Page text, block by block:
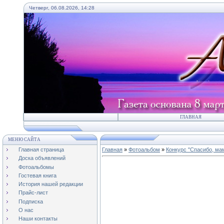
Четверг, 06.08.2026, 14:28
ГЛАВНАЯ
МЕНЮ САЙТА
Главная страница
Доска объявлений
Фотоальбомы
Гостевая книга
История нашей редакции
Прайс-лист
Подписка
О нас
Наши контакты
Главная » Фотоальбом » Конкурс "Спасибо,